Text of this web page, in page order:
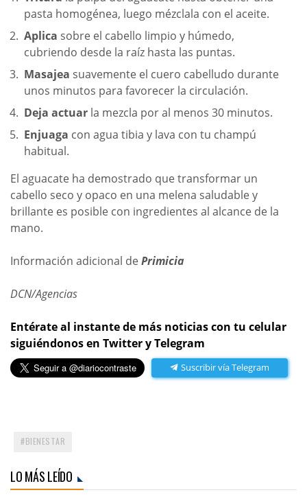
pasta homogénea, luego mézclala con el aceite.
Aplica sobre el cabello limpio y húmedo,
cubriendo desde la raíz hasta las puntas.
Masajea suavemente el cuero cabelludo durante
unos minutos para favorecer la circulación.
Deja actuar la mezcla por al menos 30 minutos.
Enjuaga con agua tibia y lava con tu champú
habitual.
El aguacate ha demostrado que transformar un
cabello seco y opaco en una melena saludable y
brillante es posible con ingredientes al alcance de la
mano.
Información adicional dePrimicia
DCN/Agencias
Entérate al instante de más noticias con tu celular
siguiéndonos en Twitter y Telegram
Suscribir vía Telegram
BIENESTAR
LO MÁS LEÍDO